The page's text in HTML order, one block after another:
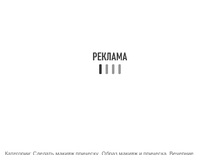
Категории: Сделать макияж прическу Образ макияж и прическа Вечерние